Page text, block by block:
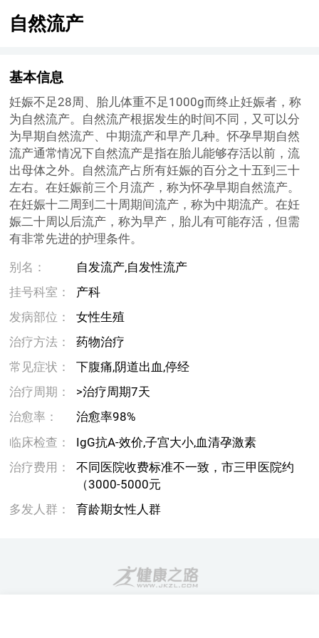
自然流产
基本信息
妊娠不足28周、胎儿体重不足1000g而终止妊娠者，称
为自然流产。自然流产根据发生的时间不同，又可以分
为早期自然流产、中期流产和早产几种。怀孕早期自然
流产通常情况下自然流产是指在胎儿能够存活以前，流
出母体之外。自然流产占所有妊娠的百分之十五到三十
左右。在妊娠前三个月流产，称为怀孕早期自然流产。
在妊娠十二周到二十周期间流产，称为中期流产。在妊
娠二十周以后流产，称为早产，胎儿有可能存活，但需
有非常先进的护理条件。
别名：
自发流产,自发性流产
挂号科室：
产科
发病部位：
女性生殖
治疗方法：
药物治疗
常见症状：
下腹痛,阴道出血,停经
治疗周期：
>治疗周期7天
治愈率：
治愈率98%
临床检查：
IgG抗A-效价,子宫大小,血清孕激素
治疗费用：
不同医院收费标准不一致，市三甲医院约
（3000-5000元
多发人群：
育龄期女性人群